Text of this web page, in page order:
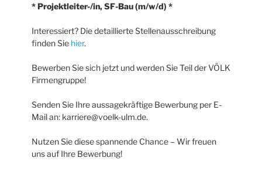
* Projektleiter-/in, SF-Bau (m/w/d) *
Interessiert? Die detaillierte Stellenausschreibung
finden Sie hier.
Bewerben Sie sich jetzt und werden Sie Teil der VÖLK
Firmengruppe!
Senden Sie Ihre aussagekräftige Bewerbung per E-
Mail an: karriere@voelk-ulm.de.
Nutzen Sie diese spannende Chance – Wir freuen
uns auf Ihre Bewerbung!